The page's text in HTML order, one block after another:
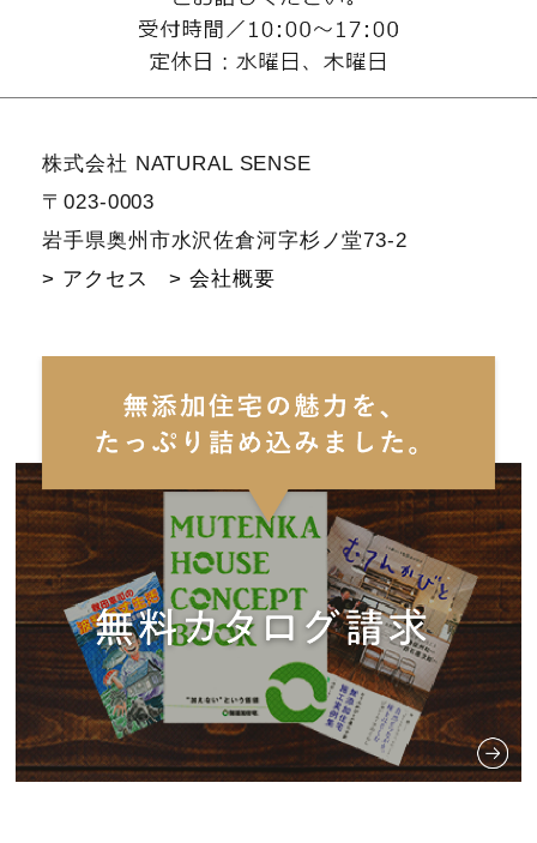
株式会社 NATURAL SENSE
〒023-0003
岩手県奥州市水沢佐倉河字杉ノ堂73-2
> アクセス
> 会社概要